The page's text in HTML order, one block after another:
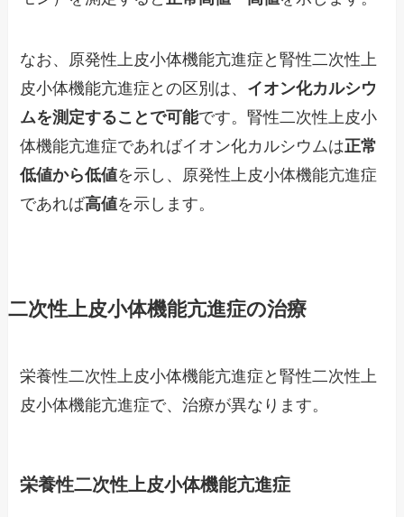
なお、原発性上皮小体機能亢進症と腎性二次性上
皮小体機能亢進症との区別は、 イオン化カルシウ
ムを測定することで可能です。腎性二次性上皮小
体機能亢進症であればイオン化カルシウムは正常
低値から低値を示し、原発性上皮小体機能亢進症
であれば高値を示します。
二次性上皮小体機能亢進症の治療
栄養性二次性上皮小体機能亢進症と腎性二次性上
皮小体機能亢進症で、治療が異なります。
栄養性二次性上皮小体機能亢進症